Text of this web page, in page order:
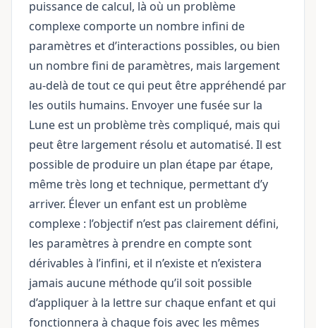
puissance de calcul, là où un problème
complexe comporte un nombre infini de
paramètres et d’interactions possibles, ou bien
un nombre fini de paramètres, mais largement
au-delà de tout ce qui peut être appréhendé par
les outils humains. Envoyer une fusée sur la
Lune est un problème très compliqué, mais qui
peut être largement résolu et automatisé. Il est
possible de produire un plan étape par étape,
même très long et technique, permettant d’y
arriver. Élever un enfant est un problème
complexe : l’objectif n’est pas clairement défini,
les paramètres à prendre en compte sont
dérivables à l’infini, et il n’existe et n’existera
jamais aucune méthode qu’il soit possible
d’appliquer à la lettre sur chaque enfant et qui
fonctionnera à chaque fois avec les mêmes